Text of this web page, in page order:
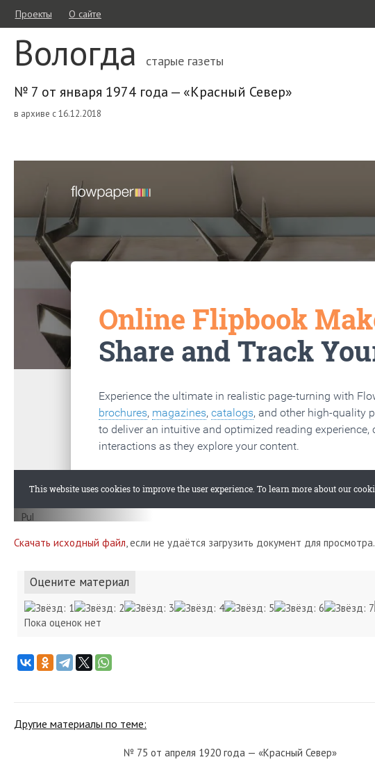
Проекты О сайте
Вологда старые газеты
№ 7 от января 1974 года — «Красный Север»
в архиве с 16.12.2018
Скачать исходный файл, если не удаётся загрузить документ для просмотра.
Оцените материал
Пока оценок нет
Другие материалы по теме:
№ 75 от апреля 1920 года — «Красный Север»